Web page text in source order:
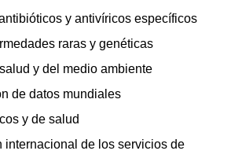
y antivíricos específicos
raras y genéticas
y del medio ambiente
de datos mundiales
y de salud
internacional de los servicios de